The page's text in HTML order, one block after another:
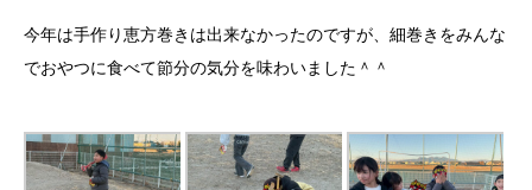
今年は手作り恵方巻きは出来なかったのですが、細巻きをみんな
でおやつに食べて節分の気分を味わいました＾＾